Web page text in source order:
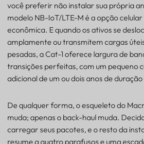
você preferir não instalar sua própria
modelo NB-IoT/LTE-M é a opção celular
econômica. E quando os ativos se
amplamente ou transmitem cargas
pesadas, a Cat-1 oferece largura de
transições perfeitas, com um pequeno
adicional de um ou dois anos de
De qualquer forma, o esqueleto do
muda; apenas o back-haul muda.
carregar seus pacotes, e o resto da
resume a quatro parafusos e uma